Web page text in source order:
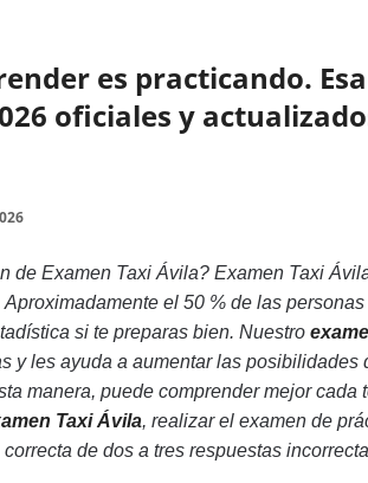
es practicando.
oficiales y
de Examen Taxi Ávila? Examen Taxi
el 50 % de las
si te preparas bien. Nuestro
y les ayuda a aumentar las
manera, puede comprender mejor
Taxi Ávila, realizar el examen de
de dos a tres respuestas